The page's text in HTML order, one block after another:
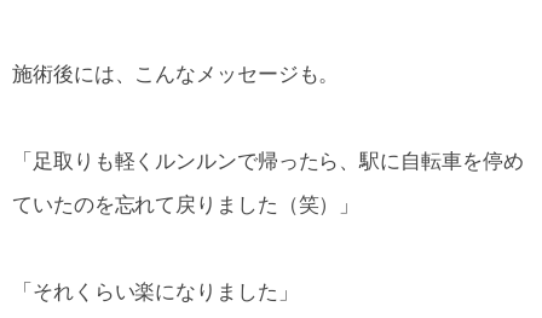
施術後には、こんなメッセージも。
「足取りも軽くルンルンで帰ったら、駅に自転車を停め
ていたのを忘れて戻りました（笑）」
「それくらい楽になりました」